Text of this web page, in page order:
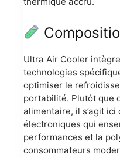
Ultra Air Cooler
technologies
optimiser le
portabilité. Plutôt que
alimentaire, il s’agit
électroniques qui
performances et la
consommateurs